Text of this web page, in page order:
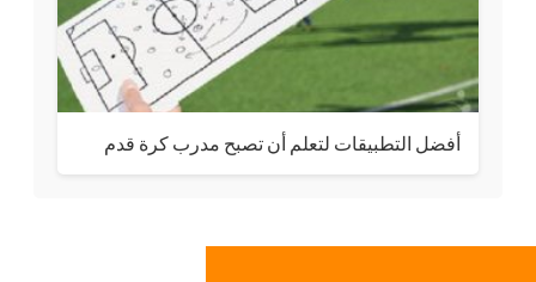
أفضل التطبيقات لتعلم أن تصبح مدرب كرة قدم